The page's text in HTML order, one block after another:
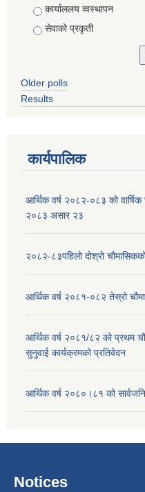
कार्याललय व्वस्थापन
सेवाको प्रकृती
Older polls
Results
कार्यपालिक
आर्थिक वर्ष २०८२-०८३ को
२०८३ असार २३
२०८२-८३पहिलो दोश्रो
आर्थिक वर्ष २०८१-०८२ तेस्रो
आर्थिक वर्ष २०८१/८२ को प्रथम
सुनुवाई कार्यक्रमको प्रतिवेदन
आर्थिक वर्ष २०८०।८१ को
Notices